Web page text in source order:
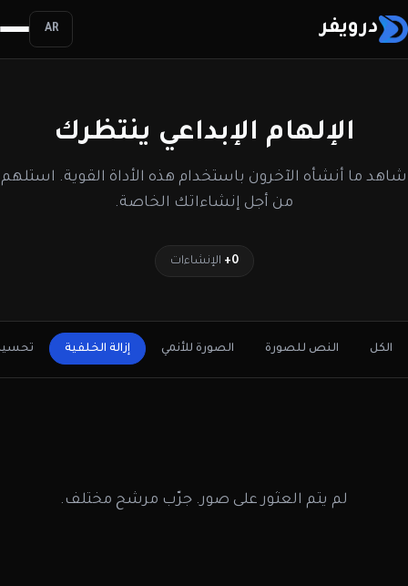
درويفر AR
الإلهام الإبداعي ينتظرك
شاهد ما أنشأه الآخرون باستخدام هذه الأداة القوية. استلهم
من أجل إنشاءاتك الخاصة.
0+ الإنشاءات
الكل النص للصورة الصورة للأنمي إزالة الخلفية
لم يتم العثور على صور. جرّب مرشح مختلف.